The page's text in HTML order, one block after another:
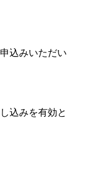
込みいただい
込みを有効と